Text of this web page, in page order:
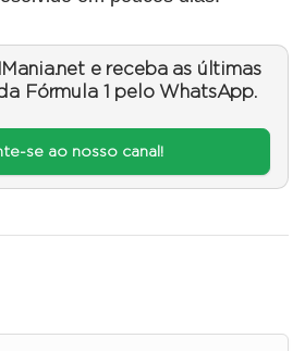
e receba as últimas
Fórmula 1 pelo WhatsApp.
se ao nosso canal!